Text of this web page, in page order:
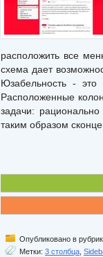
расположить все
схема дает
Юзабельность - это
Расположенные
задачи:
таким образом
Опубликовано в
Метки: 3 столбца